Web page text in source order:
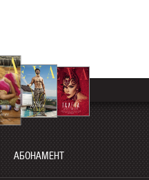
АБОНАМЕНТ